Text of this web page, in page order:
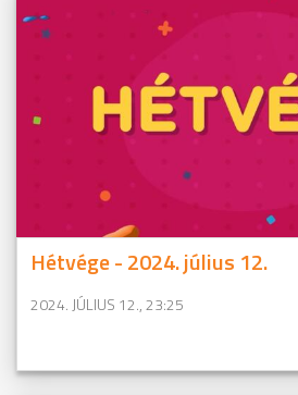
Hétvége - 2024. július 12.
2024. JÚLIUS 12., 23:25